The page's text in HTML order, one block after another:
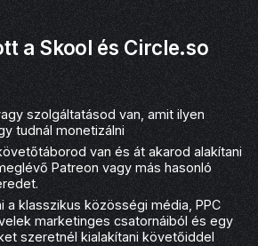
a Skool és Circle.so
szolgáltatásod van, amit ilyen
tudnál monetizálni
van és át akarod alakítani
Patreon vagy más hasonló
a klasszikus közösségi média, PPC
marketinges csatornáiból és egy
szeretnél kialakítani követőiddel